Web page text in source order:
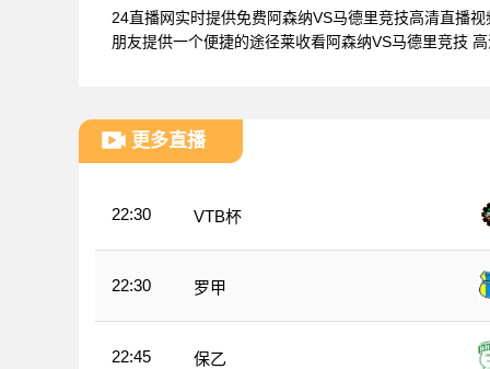
24直播网实时提供免费阿森纳VS马德里竞技高清直播
朋友提供一个便捷的途径莱收看阿森纳VS马德里竞技
更多直播
22:30 VTB杯
22:30 罗甲
22:45 保乙